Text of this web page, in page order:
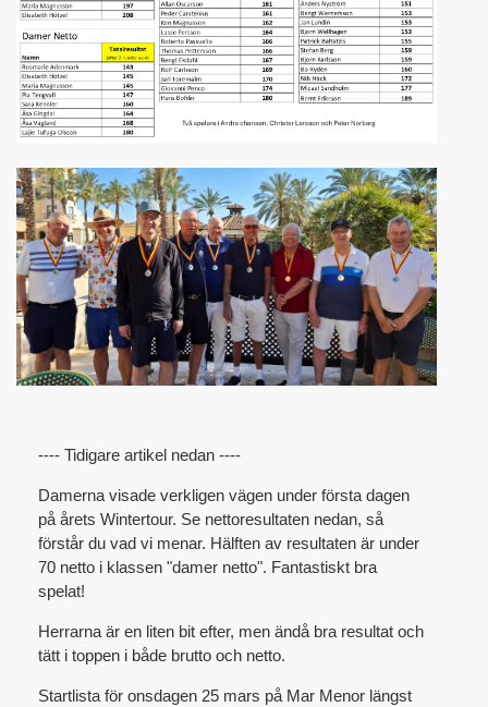
---- Tidigare artikel nedan ----
Damerna visade verkligen vägen under första dagen
på årets Wintertour. Se nettoresultaten nedan, så
förstår du vad vi menar. Hälften av resultaten är under
70 netto i klassen "damer netto". Fantastiskt bra
spelat!
Herrarna är en liten bit efter, men ändå bra resultat och
tätt i toppen i både brutto och netto.
Startlista för onsdagen 25 mars på Mar Menor längst